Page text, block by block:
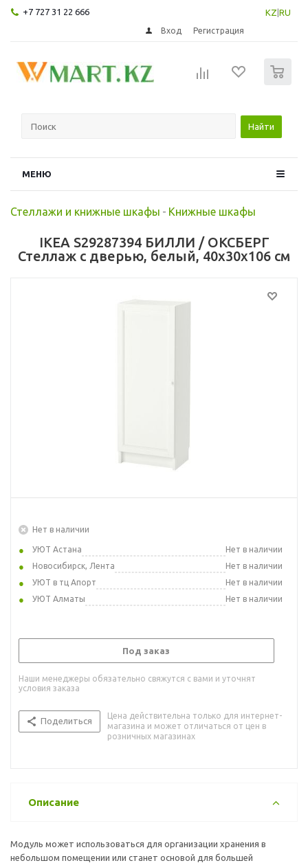
+7 727 31 22 666 KZ RU
Вход Регистрация
Найти
МЕНЮ
Стеллажи и книжные шкафы - Книжные шкафы
IKEA S29287394 БИЛЛИ / ОКСБЕРГ
Стеллаж с дверью, белый, 40x30x106 см
Нет в наличии
УЮТ Астана
Нет в наличии
Новосибирск, Лента
Нет в наличии
УЮТ в тц Апорт
Нет в наличии
УЮТ Алматы
Нет в наличии
Под заказ
Наши менеджеры обязательно свяжутся с вами и уточнят
условия заказа
Поделиться
Цена действительна только для интернет-
магазина и может отличаться от цен в
розничных магазинах
Описание
Модуль может использоваться для организации хранения в
небольшом помещении или станет основой для большей